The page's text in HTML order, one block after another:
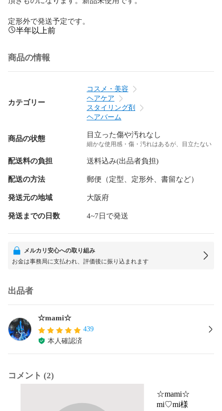
定形外で発送予定です。
半年以上前
商品の情報
カテゴリー
コスメ・美容
ヘアケア
スタイリング剤
ヘアバーム
商品の状態 目立った傷や汚れなし
細かな使用感・傷・汚れはあるが、目立たない
配送料の負担 送料込み(出品者負担)
配送の方法 郵便（定型、定形外、書留など）
発送元の地域 大阪府
発送までの日数 4~7日で発送
メルカリ安心への取り組み
お金は事務局に支払われ、評価後に振り込まれます
出品者
☆mami☆
439
本人確認済
コメント (2)
☆mami☆
mi♡mi様